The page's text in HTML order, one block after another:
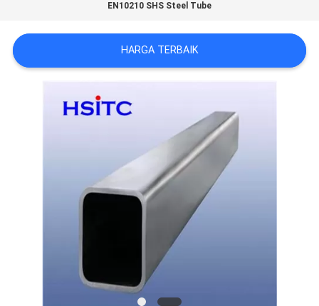
SITEMAP
KEBIJAKAN
EN10210 SHS Steel Tube
HARGA TERBAIK